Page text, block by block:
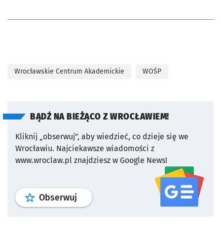
Wrocławskie Centrum Akademickie WOŚP
BĄDŹ NA BIEŻĄCO Z WROCŁAWIEM!
Kliknij „obserwuj”, aby wiedzieć, co dzieje się we
Wrocławiu. Najciekawsze wiadomości z
www.wroclaw.pl znajdziesz w Google News!
Obserwuj profil serwisu